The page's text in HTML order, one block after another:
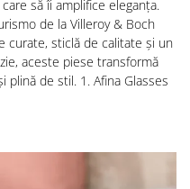
să îi amplifice eleganța.
de la Villeroy & Boch
curate, sticlă de calitate și un
aceste piese transformă
de stil. 1. Afina Glasses